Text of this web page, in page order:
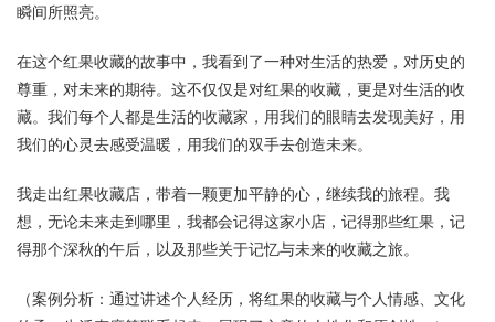
瞬间所照亮。
在这个红果收藏的故事中，我看到了一种对生活的热爱，对历史的
尊重，对未来的期待。这不仅仅是对红果的收藏，更是对生活的收
藏。我们每个人都是生活的收藏家，用我们的眼睛去发现美好，用
我们的心灵去感受温暖，用我们的双手去创造未来。
我走出红果收藏店，带着一颗更加平静的心，继续我的旅程。我
想，无论未来走到哪里，我都会记得这家小店，记得那些红果，记
得那个深秋的午后，以及那些关于记忆与未来的收藏之旅。
（案例分析：通过讲述个人经历，将红果的收藏与个人情感、文化